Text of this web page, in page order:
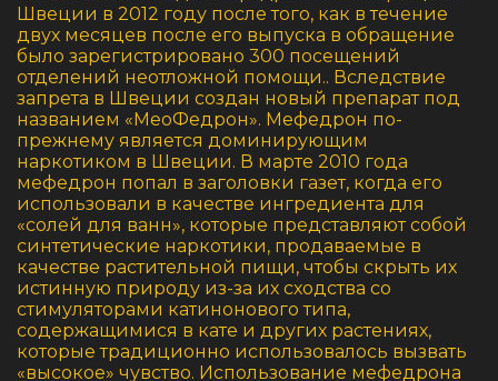
Швеции в 2012 году после того, как в течение
двух месяцев после его выпуска в обращение
было зарегистрировано 300 посещений
отделений неотложной помощи.. Вследствие
запрета в Швеции создан новый препарат под
названием «МеоФедрон». Мефедрон по-
прежнему является доминирующим
наркотиком в Швеции. В марте 2010 года
мефедрон попал в заголовки газет, когда его
использовали в качестве ингредиента для
«солей для ванн», которые представляют собой
синтетические наркотики, продаваемые в
качестве растительной пищи, чтобы скрыть их
истинную природу из-за их сходства со
стимуляторами катинонового типа,
содержащимися в кате и других растениях,
которые традиционно использовалось вызвать
«высокое» чувство. Использование мефедрона